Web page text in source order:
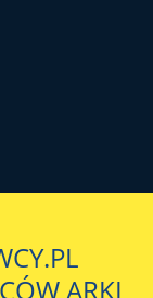
ARKI